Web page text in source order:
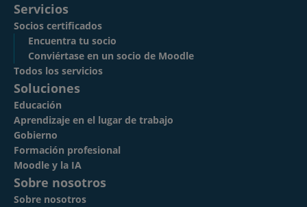
Servicios
Socios certificados
Encuentra tu socio
Conviértase en un socio de Moodle
Todos los servicios
Soluciones
Educación
Aprendizaje en el lugar de trabajo
Gobierno
Formación profesional
Moodle y la IA
Sobre nosotros
Sobre nosotros